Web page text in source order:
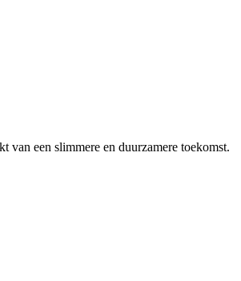
een slimmere en duurzamere toekomst.